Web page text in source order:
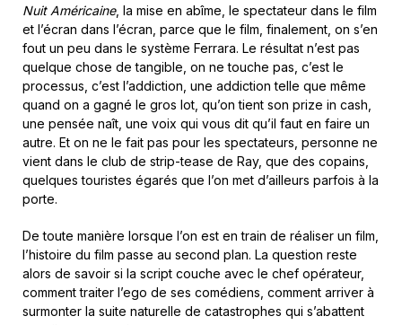
Nuit Américaine, la mise en abîme, le spectateur dans le film
et l’écran dans l’écran, parce que le film, finalement, on s’en
fout un peu dans le système Ferrara. Le résultat n’est pas
quelque chose de tangible, on ne touche pas, c’est le
processus, c’est l’addiction, une addiction telle que même
quand on a gagné le gros lot, qu’on tient son prize in cash,
une pensée naît, une voix qui vous dit qu’il faut en faire un
autre. Et on ne le fait pas pour les spectateurs, personne ne
vient dans le club de strip-tease de Ray, que des copains,
quelques touristes égarés que l’on met d’ailleurs parfois à la
porte.
De toute manière lorsque l’on est en train de réaliser un film,
l’histoire du film passe au second plan. La question reste
alors de savoir si la script couche avec le chef opérateur,
comment traiter l’ego de ses comédiens, comment arriver à
surmonter la suite naturelle de catastrophes qui s’abattent